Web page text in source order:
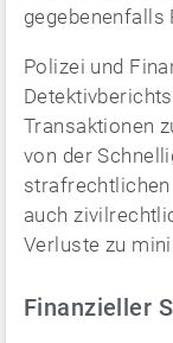
gegebenenfalls
Polizei und
Transaktionen
von der
strafrechtlichen
auch
Verluste zu
Finanzieller